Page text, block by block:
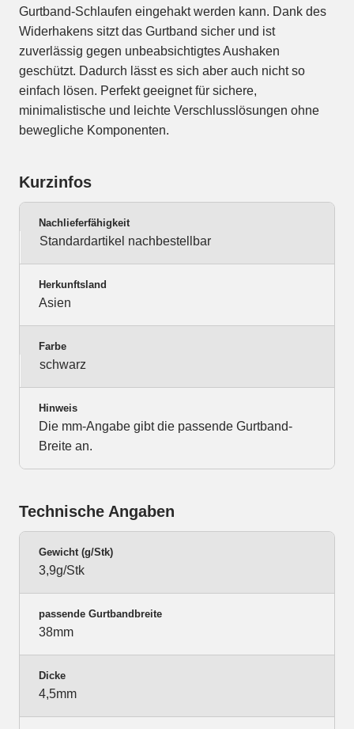
Gurtband-Schlaufen eingehakt werden kann. Dank des
Widerhakens sitzt das Gurtband sicher und ist
zuverlässig gegen unbeabsichtigtes Aushaken
geschützt. Dadurch lässt es sich aber auch nicht so
einfach lösen. Perfekt geeignet für sichere,
minimalistische und leichte Verschlusslösungen ohne
bewegliche Komponenten.
Kurzinfos
Nachlieferfähigkeit
Standardartikel nachbestellbar
Herkunftsland
Asien
Farbe
schwarz
Hinweis
Die mm-Angabe gibt die passende Gurtband-
Breite an.
Technische Angaben
Gewicht (g/Stk)
3,9g/Stk
passende Gurtbandbreite
38mm
Dicke
4,5mm